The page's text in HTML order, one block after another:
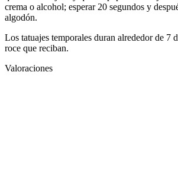
crema o alcohol; esperar 20 segundos y
algodón.
Los tatuajes temporales duran alrededor de 7
roce que reciban.
Valoraciones